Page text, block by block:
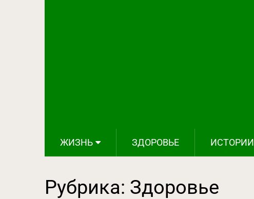
ЖИЗНЬ ЗДОРОВЬЕ ИСТОРИИ
Рубрика: Здоровье